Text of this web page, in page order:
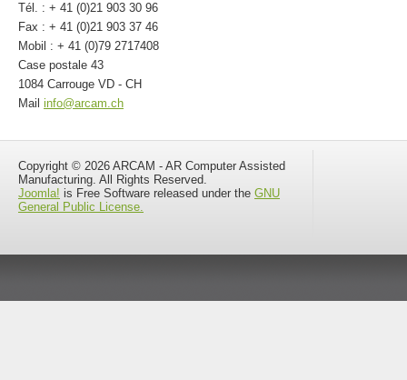
Tél. : + 41 (0)21 903 30 96
Fax : + 41 (0)21 903 37 46
Mobil : + 41 (0)79 2717408
Case postale 43
1084 Carrouge VD - CH
Mail info@arcam.ch
Copyright © 2026 ARCAM - AR Computer Assisted
Manufacturing. All Rights Reserved.
Joomla! is Free Software released under the GNU
General Public License.